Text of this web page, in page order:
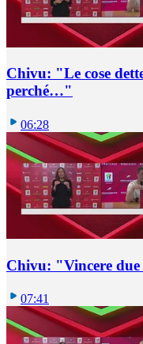
Chivu: "Le cose
perché…"
06:28
Chivu: "Vincere
07:41